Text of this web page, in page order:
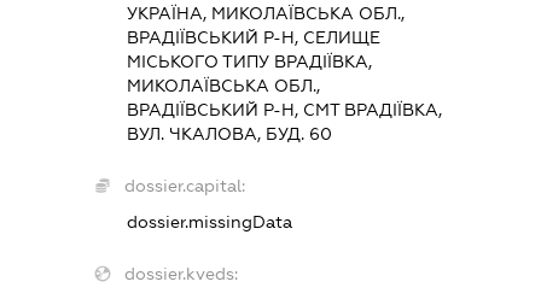
УКРАЇНА, МИКОЛАЇВСЬКА ОБЛ.,
ВРАДІЇВСЬКИЙ Р-Н, СЕЛИЩЕ
МІСЬКОГО ТИПУ ВРАДІЇВКА,
МИКОЛАЇВСЬКА ОБЛ.,
ВРАДІЇВСЬКИЙ Р-Н, СМТ ВРАДІЇВКА,
ВУЛ. ЧКАЛОВА, БУД. 60
dossier.capital:
dossier.missingData
dossier.kveds: